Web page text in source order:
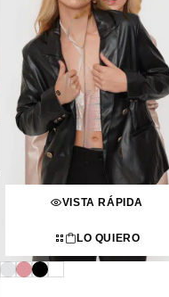
VISTA RÁPIDA
LO QUIERO